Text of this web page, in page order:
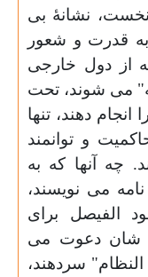
نخست، نشانۀ بی
به قدرت و شعور
از دول خارجی
می شوند، تحت
انجام دهند، تنها
و توانمند
چه آنها که به
می نویسند،
الفیصل برای
شان دعوت می
سردهند،